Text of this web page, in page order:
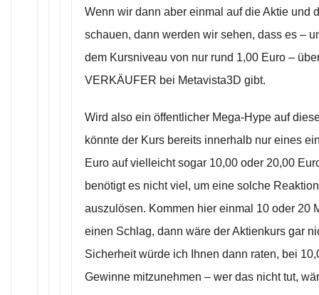
Wenn wir dann aber einmal auf die Aktie und
schauen, dann werden wir sehen, dass es –
dem Kursniveau von nur rund 1,00 Euro –
VERKÄUFER bei Metavista3D gibt.
Wird also ein öffentlicher Mega-Hype auf
könnte der Kurs bereits innerhalb nur eines
Euro auf vielleicht sogar 10,00 oder 20,00
benötigt es nicht viel, um eine solche
auszulösen. Kommen hier einmal 10 oder 20
einen Schlag, dann wäre der Aktienkurs gar
Sicherheit würde ich Ihnen dann raten, bei
Gewinne mitzunehmen – wer das nicht tut,